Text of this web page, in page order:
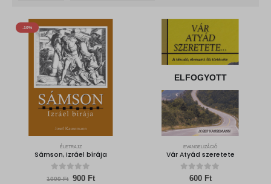
-10%
ÉLETRAJZ
Sámson, Izráel bírája
0out of 5
1000Ft
Original
900 FtCurrent
ELFOGYOTT
EVANGELIZÁCIÓ
Vár Atyád szeretete
out of 5
600 Ft